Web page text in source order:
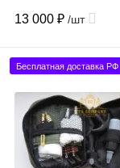
13 000 ₽ /шт
Бесплатная доставка РФ